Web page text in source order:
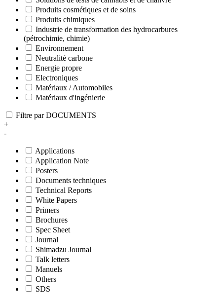
Produits cosmétiques et de soins
Produits chimiques
Industrie de transformation des hydrocarbures
(pétrochimie, chimie)
Environnement
Neutralité carbone
Energie propre
Electroniques
Matériaux / Automobiles
Matériaux d'ingénierie
Filtre par DOCUMENTS
+
-
Applications
Application Note
Posters
Documents techniques
Technical Reports
White Papers
Primers
Brochures
Spec Sheet
Journal
Shimadzu Journal
Talk letters
Manuels
Others
SDS